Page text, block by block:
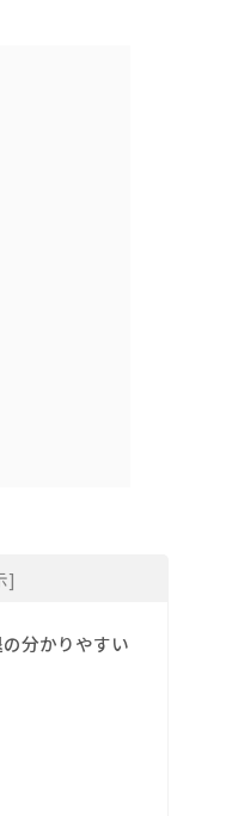
]
分かりやすい